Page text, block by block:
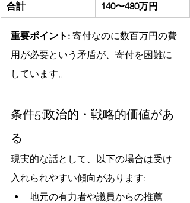
合計
140〜480万円
重要ポイント: 寄付なのに数百万円の費
用が必要という矛盾が、寄付を困難に
しています。
条件5:政治的・戦略的価値があ
る
現実的な話として、以下の場合は受け
入れられやすい傾向があります:
地元の有力者や議員からの推薦